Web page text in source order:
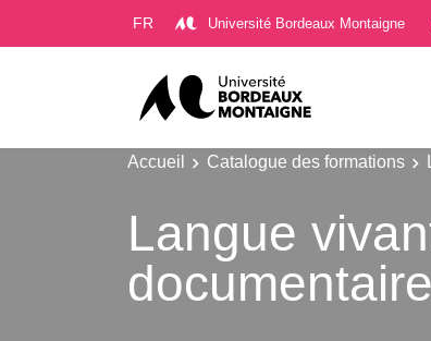
FR Université Bordeaux Montaigne
Accueil Catalogue des formations
Langue
documentaire